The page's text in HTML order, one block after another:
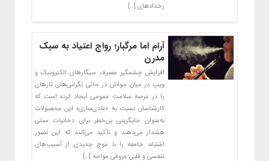
رخدادهای […]
آرام اما مرگبار؛ رواج اعتیاد به سبک
مدرن
افزایش چشمگیر مصرف سیگارهای الکترونیک و
ویپ در میان جوانان در حالی نگرانی‌های تازهای
را در عرصه سلامت عمومی ایجاد کرده است که
کارشناسان نسبت به «عادی‌سازی» این محصولات
به‌عنوان جایگزینی بی‌خطر برای دخانیات سنتی
هشدار می‌دهند و تأکید می‌کنند که این تصور
اشتباه، جامعه را با موج جدیدی از آسیب‌های
تنفسی و قلبی-عروقی مواجه […]